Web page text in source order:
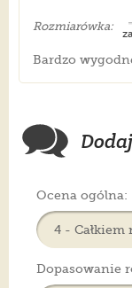
Rozmiarówka:
Bardzo
Ocena ogólna:
Dopasowanie